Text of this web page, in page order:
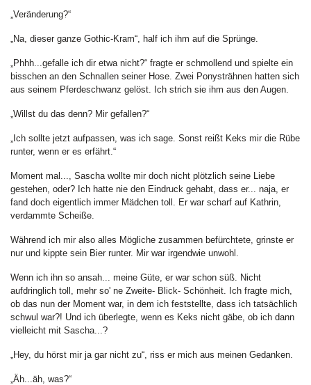
„Veränderung?“
„Na, dieser ganze Gothic-Kram“, half ich ihm auf die Sprünge.
„Phhh...gefalle ich dir etwa nicht?“ fragte er schmollend und spielte ein
bisschen an den Schnallen seiner Hose. Zwei Ponysträhnen hatten sich
aus seinem Pferdeschwanz gelöst. Ich strich sie ihm aus den Augen.
„Willst du das denn? Mir gefallen?“
„Ich sollte jetzt aufpassen, was ich sage. Sonst reißt Keks mir die Rübe
runter, wenn er es erfährt.“
Moment mal..., Sascha wollte mir doch nicht plötzlich seine Liebe
gestehen, oder? Ich hatte nie den Eindruck gehabt, dass er... naja, er
fand doch eigentlich immer Mädchen toll. Er war scharf auf Kathrin,
verdammte Scheiße.
Während ich mir also alles Mögliche zusammen befürchtete, grinste er
nur und kippte sein Bier runter. Mir war irgendwie unwohl.
Wenn ich ihn so ansah... meine Güte, er war schon süß. Nicht
aufdringlich toll, mehr so' ne Zweite- Blick- Schönheit. Ich fragte mich,
ob das nun der Moment war, in dem ich feststellte, dass ich tatsächlich
schwul war?! Und ich überlegte, wenn es Keks nicht gäbe, ob ich dann
vielleicht mit Sascha...?
„Hey, du hörst mir ja gar nicht zu“, riss er mich aus meinen Gedanken.
„Äh...äh, was?“